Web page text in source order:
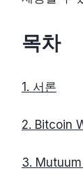
목차
1. 서론
2. Bitcoin
3. Mutuum